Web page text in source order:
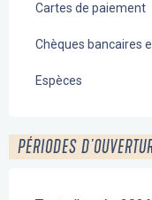
Cartes de paiement
Chèques bancaires
Espèces
PÉRIODES